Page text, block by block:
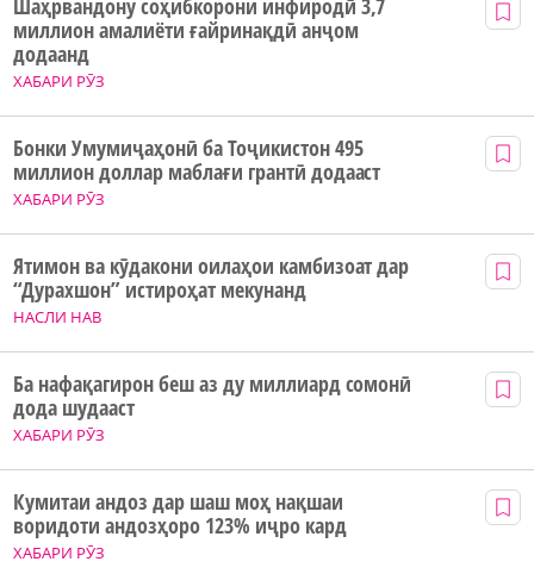
ХАБАРИ РӮЗ
Шаҳрвандону соҳибкорони инфиродӣ 3,7
миллион амалиёти ғайринақдӣ анҷом
додаанд
ХАБАРИ РӮЗ
Бонки Умумиҷаҳонӣ ба Тоҷикистон 495
миллион доллар маблағи грантӣ додааст
НАСЛИ НАВ
Ятимон ва кӯдакони оилаҳои камбизоат дар
“Дурахшон” истироҳат мекунанд
ХАБАРИ РӮЗ
Ба нафақагирон беш аз ду миллиард сомонӣ
дода шудааст
ХАБАРИ РӮЗ
Кумитаи андоз дар шаш моҳ нақшаи
воридоти андозҳоро 123% иҷро кард